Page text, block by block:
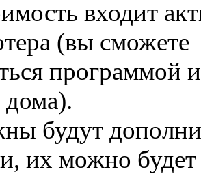
входит
(вы сможете
программой
дома).
будут
их можно